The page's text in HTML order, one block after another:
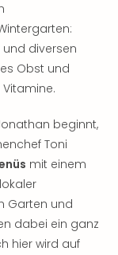
und diversen
Obst und
beginnt,
Toni
mit einem
Garten und
dabei ein ganz
hier wird auf